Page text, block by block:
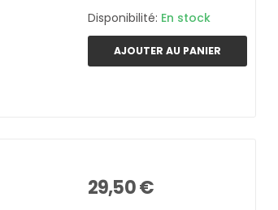
Disponibilité: En stock
AJOUTER AU PANIER
29,50 €